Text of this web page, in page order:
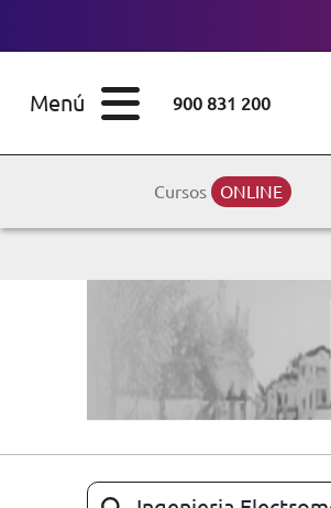
Menú 900 831 200
EDUCATIVOS
Cursos ONLINE